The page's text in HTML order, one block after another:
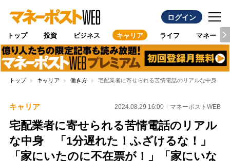
ログイン
トップ 投資 ビジネス キャリア ライフ マネー
トップ キャリア 働き方 宅配業者に寄せられる苦情電話のリアルな中身 「
キャリア 2024.08.29 16:00 マネーポストWEB
宅配業者に寄せられる苦情電話のリアル
な中身 「1分遅れた！ふざけるな！」
「家にいたのに不在票が！」「家にいな